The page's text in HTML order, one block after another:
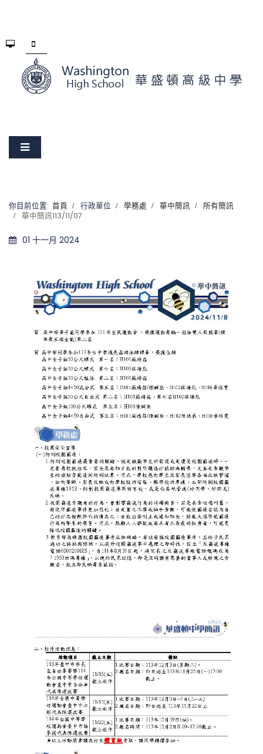
你目前位置: 首頁 行政單位 學務處 華中簡訊
所有簡訊
華中簡訊113/11/07
01 十一月 2024